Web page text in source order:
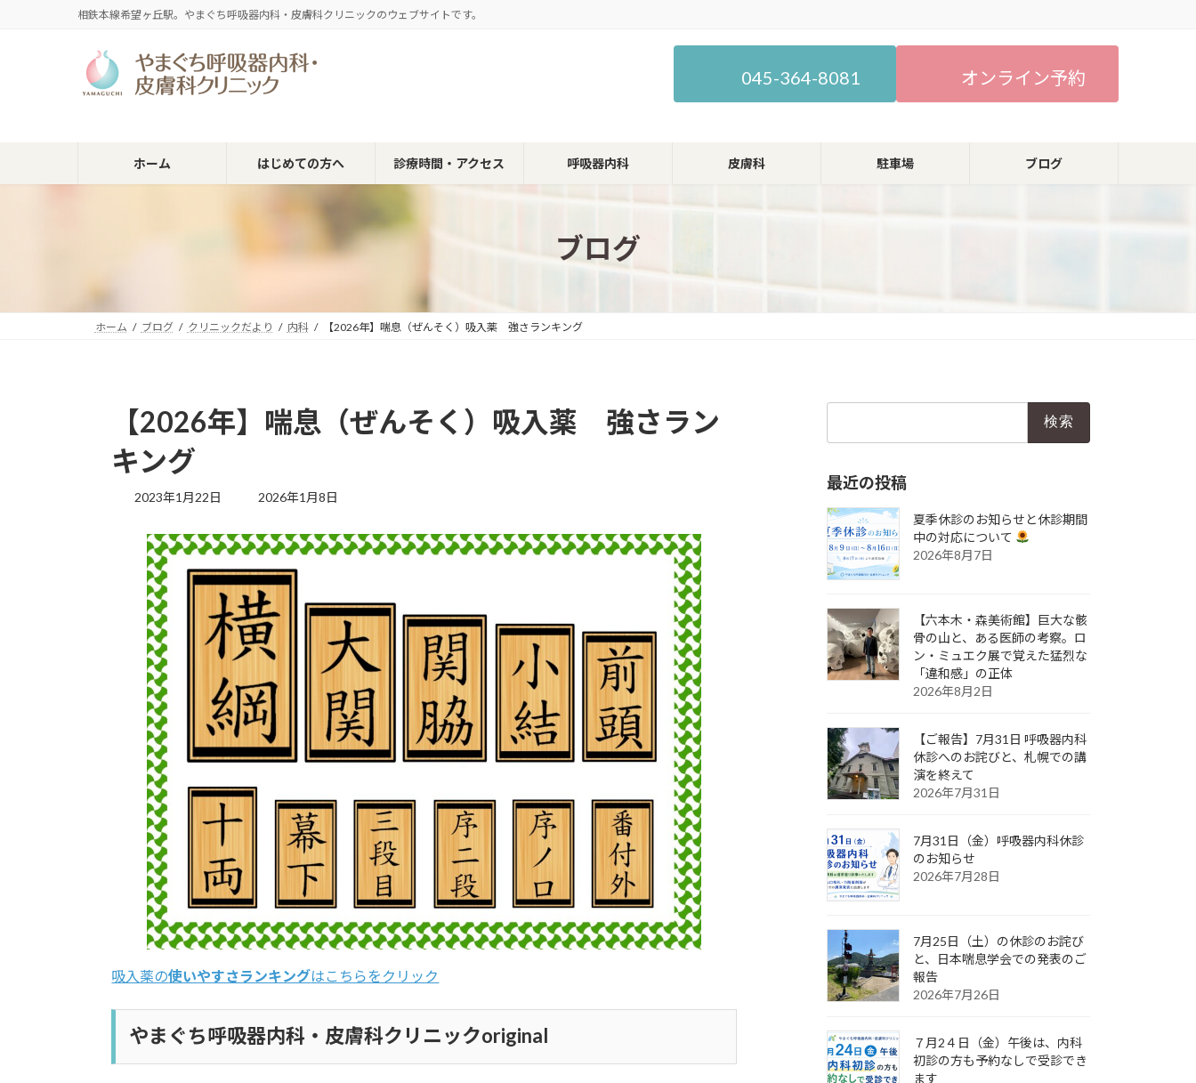
ッ
移
相鉄本線希望ヶ丘駅。やまぐち呼吸器内科・皮膚科クリニックのウェブサイトです。
045-364-8081 オンライン予約
ホーム はじめての方へ 診療時間・アクセス 呼吸器内科 皮膚科 駐車場 ブログ
ブログ
ホーム ブログ クリニックだより 内科 【2026年】喘息（ぜんそく）吸入薬 強さランキング
【2026年】喘息（ぜんそく）吸入薬 強さラン
キング
2023年1月22日
最
更
新
日
時
:
2026年1月8日
吸入薬の使いやすさランキングはこちらをクリック
やまぐち呼吸器内科・皮膚科クリニックoriginal
最近の投稿
夏季休診のお知らせと休診期間
中の対応について
2026年8月7日
【六本木・森美術館】巨大な骸
骨の山と、ある医師の考察。ロ
ン・ミュエク展で覚えた猛烈な
「違和感」の正体
2026年8月2日
【ご報告】7月31日 呼吸器内科
休診へのお詫びと、札幌での講
演を終えて
2026年7月31日
7月31日（金）呼吸器内科休診
のお知らせ
2026年7月28日
7月25日（土）の休診のお詫び
と、日本喘息学会での発表のご
報告
2026年7月26日
７月2４日（金）午後は、内科
初診の方も予約なしで受診でき
ます